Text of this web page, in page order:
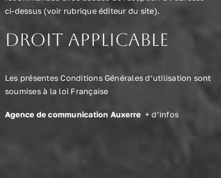
ci-dessus (voir rubrique éditeur du site).
Droit applicable
Les présentes Conditions Générales d’utilisation sont
soumises à la loi Française
Agence de communication Auxerre + d’infos